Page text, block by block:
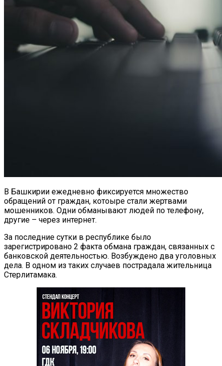
В Башкирии ежедневно фиксируется множество
обращений от граждан, котоыре стали жертвами
мошенников. Одни обманывают людей по телефону,
другие – через интернет.
За последние сутки в республике было
зарегистрировано 2 факта обмана граждан, связанных с
банковской деятельностью. Возбуждено два уголовных
дела. В одном из таких случаев пострадала жительница
Стерлитамака.